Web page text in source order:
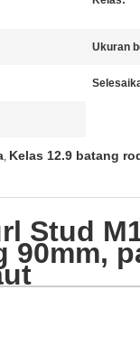
Ukuran
, Kelas 12.9 batang
Stud
90mm,